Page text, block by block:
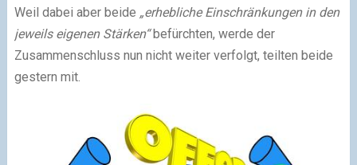
Weil dabei aber beide „erhebliche Einschränkungen in den
jeweils eigenen Stärken“befürchten, werde der
Zusammenschluss nun nicht weiter verfolgt, teilten beide
gestern mit.